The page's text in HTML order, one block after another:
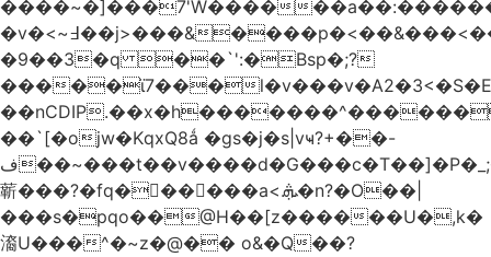
����~�]���7'W����
�v�<~߃��j>���&����p�<��&���<����
�9��3�q ��`':�Bsp�;?
�����ϊ7���
��`[�ojw�ΚqxQ8ǻ �gs�j�s|vҹ?+��-
ف��~���t��v����d�G���c�T��]�P�
龩���?�fq������a<.ܞ�n?�O��|
���s�pqo��@H��[z������U�,k�
㵝U���^�~z�@�� o&�Q��?